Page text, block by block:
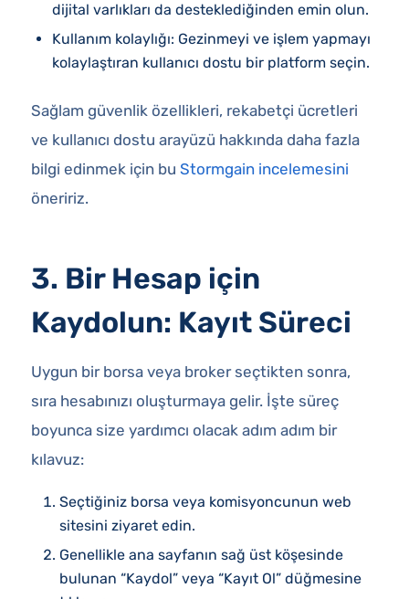
dijital varlıkları da desteklediğinden emin olun.
Kullanım kolaylığı: Gezinmeyi ve işlem yapmayı
kolaylaştıran kullanıcı dostu bir platform seçin.
Sağlam güvenlik özellikleri, rekabetçi ücretleri
ve kullanıcı dostu arayüzü hakkında daha fazla
bilgi edinmek için bu Stormgain incelemesini
öneririz.
3. Bir Hesap için
Kaydolun: Kayıt Süreci
Uygun bir borsa veya broker seçtikten sonra,
sıra hesabınızı oluşturmaya gelir. İşte süreç
boyunca size yardımcı olacak adım adım bir
kılavuz:
Seçtiğiniz borsa veya komisyoncunun web
sitesini ziyaret edin.
Genellikle ana sayfanın sağ üst köşesinde
bulunan “Kaydol” veya “Kayıt Ol” düğmesine